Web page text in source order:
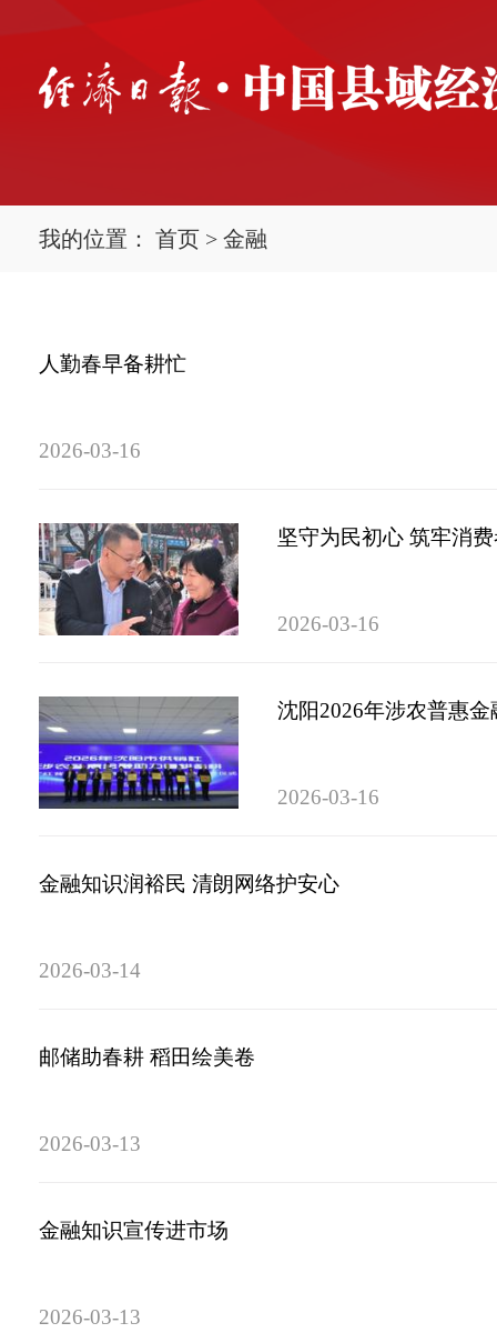
我的位置： 首页 > 金融
人勤春早备耕忙
2026-03-16
坚守为民初心 筑牢消
2026-03-16
沈阳2026年涉农普惠
2026-03-16
金融知识润裕民 清朗网络护安心
2026-03-14
邮储助春耕 稻田绘美卷
2026-03-13
金融知识宣传进市场
2026-03-13